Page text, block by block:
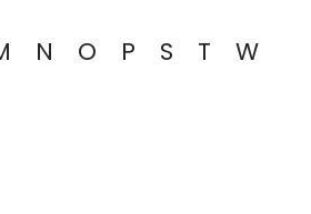
N O P S T W